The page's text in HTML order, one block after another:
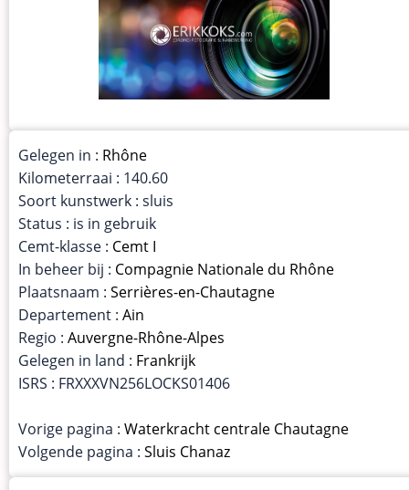
Gelegen in : Rhône
Kilometerraai : 140.60
Soort kunstwerk : sluis
Status : is in gebruik
Cemt-klasse : Cemt I
In beheer bij : Compagnie Nationale du Rhône
Plaatsnaam : Serrières-en-Chautagne
Departement : Ain
Regio : Auvergne-Rhône-Alpes
Gelegen in land : Frankrijk
ISRS : FRXXXVN256LOCKS01406
Vorige pagina : Waterkracht centrale Chautagne
Volgende pagina : Sluis Chanaz